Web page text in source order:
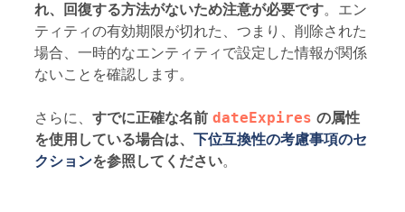
れ、回復する方法がないため注意が必要です。エン
ティティの有効期限が切れた、つまり、削除された
場合、一時的なエンティティで設定した情報が関係
ないことを確認します。
さらに、 すでに正確な名前 dateExpires の属性
を使用している場合は、 下位互換性の考慮事項のセ
クションを参照してください。